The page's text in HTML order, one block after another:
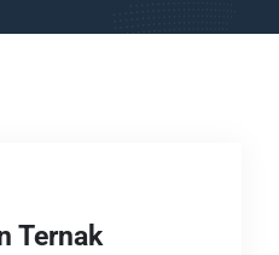
Ternak